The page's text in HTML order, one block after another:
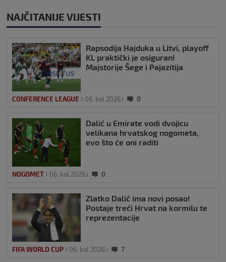
NAJČITANIJE VIJESTI
Rapsodija Hajduka u Litvi, playoff
KL praktički je osiguran!
Majstorije Šege i Pajazitija
CONFERENCE LEAGUE 06. kol 2026 0
Dalić u Emirate vodi dvojicu
velikana hrvatskog nogometa,
evo što će oni raditi
NOGOMET 06. kol 2026 0
Zlatko Dalić ima novi posao!
Postaje treći Hrvat na kormilu te
reprezentacije
FIFA WORLD CUP 06. kol 2026 7